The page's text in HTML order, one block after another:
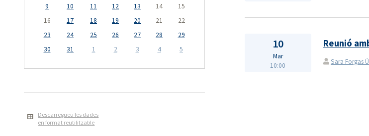
9
10 11 12 13 14
15
16
17 18 19 20 21
22
23
24 25 26 27 28
29
30
31 1 2 3 4 5
Descarregueu les dades
en format reutilitzable
10
Mar
10:00
Reunió
Sara Forgas